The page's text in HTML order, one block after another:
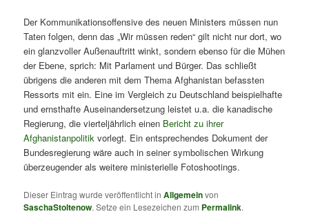
Der Kommunikationsoffensive des neuen Ministers müssen nun
Taten folgen, denn das „Wir müssen reden“ gilt nicht nur dort, wo
ein glanzvoller Außenauftritt winkt, sondern ebenso für die Mühen
der Ebene, sprich: Mit Parlament und Bürger. Das schließt
übrigens die anderen mit dem Thema Afghanistan befassten
Ressorts mit ein. Eine im Vergleich zu Deutschland beispielhafte
und ernsthafte Auseinandersetzung leistet u.a. die kanadische
Regierung, die vierteljährlich einen Bericht zu ihrer
Afghanistanpolitik vorlegt. Ein entsprechendes Dokument der
Bundesregierung wäre auch in seiner symbolischen Wirkung
überzeugender als weitere ministerielle Fotoshootings.
Dieser Eintrag wurde veröffentlicht inAllgemeinvon
SaschaStoltenow. Setze ein Lesezeichen zum Permalink.